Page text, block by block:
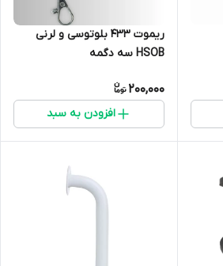
ریموت 433 بلوتوسی و لرنی
HSOB سه دگمه
200,000
افزودن به سبد